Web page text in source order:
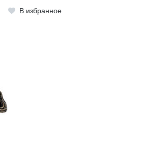
В избранное